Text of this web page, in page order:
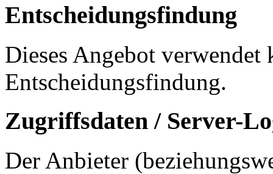
Entscheidungsfindung
Dieses Angebot verwendet
Entscheidungsfindung.
Zugriffsdaten / Server-
Der Anbieter